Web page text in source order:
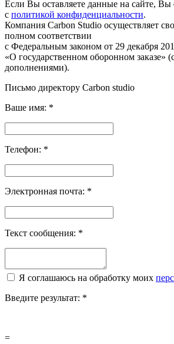
Если Вы оставляете данные на сайте, Вы
с политикой конфиденциальности.
Компания Carbon Studio осуществляет
полном соответствии
с Федеральным законом от 29 декабря
«О государственном оборонном заказе»
дополнениями).
Письмо директору Carbon studio
Ваше имя: *
Телефон: *
Электронная почта: *
Текст сообщения: *
Я соглашаюсь на обработку моих
Введите результат: *
=